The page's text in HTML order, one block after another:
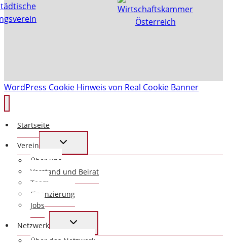
WordPress Cookie Hinweis von Real Cookie Banner
Startseite
Verein
UNTERMENÜ
Über uns
Vorstand und Beirat
Team
Finanzierung
Jobs
Netzwerk
UNTERMENÜ
Über das Netzwerk